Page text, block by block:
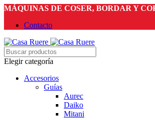
MÁQUINAS DE COSER, BORDAR Y
Contacto
Elegir categoría
Accesorios
Guías
Aurec
Daiko
Mitani